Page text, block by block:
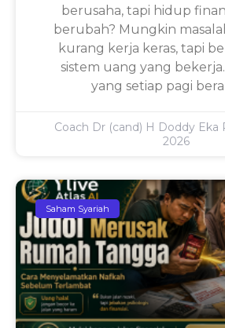
berusaha, tapi hidup
berubah? Mungkin
kurang kerja keras, tapi
sistem uang yang
yang setiap pagi
Coach Dr (cand) H Doddy Eka
2026
Saham Syariah